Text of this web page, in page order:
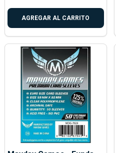
AGREGAR AL CARRITO